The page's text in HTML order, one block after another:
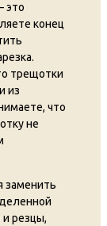
это
конец
трещотки
из
что
не
заменить
и резцы,